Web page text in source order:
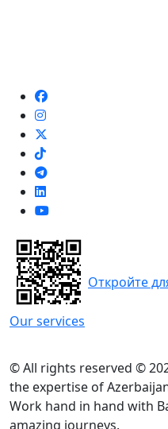
Our services
Откройте
© All rights reserved ©
the expertise of
Work hand in hand with
amazing journeys.